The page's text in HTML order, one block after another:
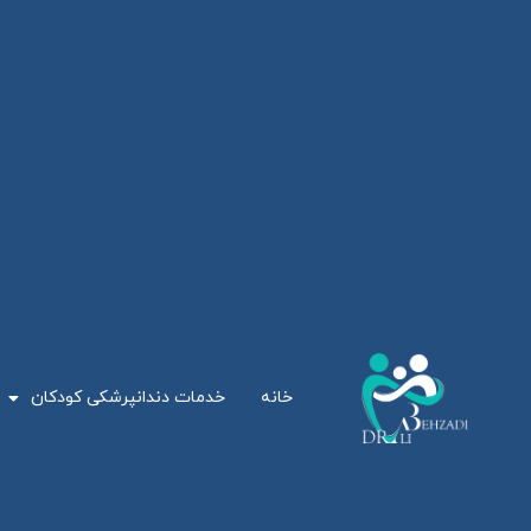
خانه خدمات دندانپرشکی کودکان